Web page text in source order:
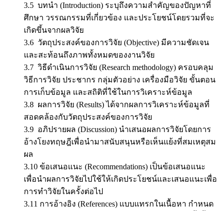
3.5 บทนำ (Introduction) ระบุถึงความสำคัญของปัญหาที่
ศึกษา วรรณกรรมที่เกี่ยวข้อง และประโยชน์โดยรวมที่จะ
เกิดขึ้นจากผลวิจัย
3.6 วัตถุประสงค์ของการวิจัย (Objective) มีความชัดเจน
และสะท้อนถึงภาพทั้งหมดของงานวิจัย
3.7 วิธีดำเนินการวิจัย (Research methodology) ครอบคลุม
วิธีการวิจัย ประชากร กลุ่มตัวอย่าง เครื่องมือวิจัย ขั้นตอน
การเก็บข้อมูล และสถิติที่ใช้ในการวิเคราะห์ข้อมูล
3.8 ผลการวิจัย (Results) ได้จากผลการวิเคราะห์ข้อมูลที่
สอดคล้องกับวัตถุประสงค์ของการวิจัย
3.9 อภิปรายผล (Discussion) นำเสนอผลการวิจัยโดยการ
อ้างโยงทฤษฎีเพื่อนำมาสนับสนุนหรือเห็นแย้งที่สมเหตุสม
ผล
3.10 ข้อเสนอแนะ (Recommendations) เป็นข้อเสนอแนะ
เพื่อนำผลการวิจัยไปใช้ให้เกิดประโยชน์และเสนอแนะเพื่อ
การทำวิจัยในครั้งต่อไป
3.11 การอ้างอิง (References) แบบแทรกในเนื้อหา กำหนด